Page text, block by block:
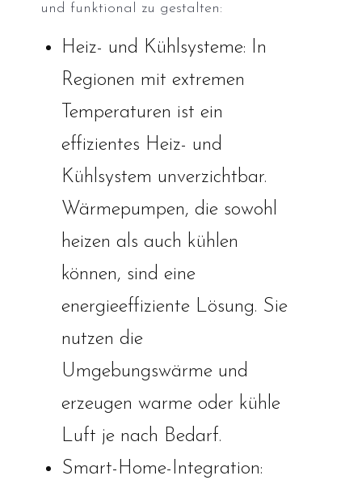
und funktional zu gestalten:
Heiz- und Kühlsysteme: In
Regionen mit extremen
Temperaturen ist ein
effizientes Heiz- und
Kühlsystem unverzichtbar.
Wärmepumpen, die sowohl
heizen als auch kühlen
können, sind eine
energieeffiziente Lösung. Sie
nutzen die
Umgebungswärme und
erzeugen warme oder kühle
Luft je nach Bedarf.
Smart-Home-Integration: